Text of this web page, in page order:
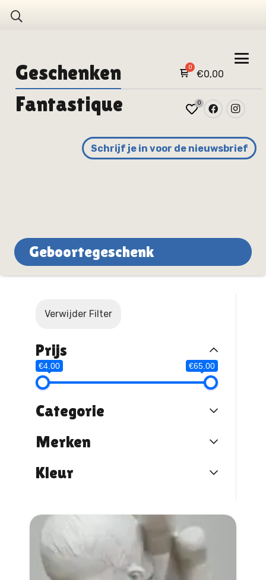
Geschenken €0,00
Fantastique 0
Schrijf je in voor de nieuwsbrief
Geboortegeschenk
Verwijder Filter
Prijs
€4.00 €65.00
Categorie
Merken
Kleur